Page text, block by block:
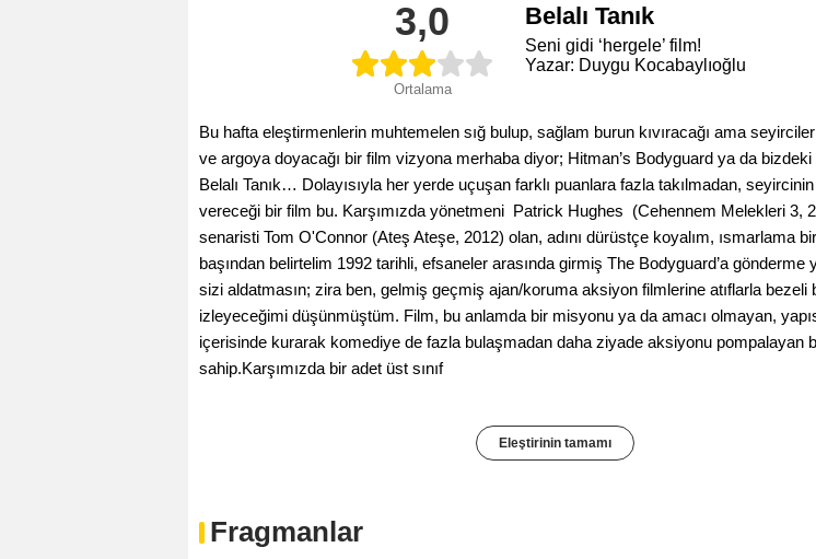
3,0
Ortalama
Belalı Tanık
Seni gidi ‘hergele’ film!
Yazar: Duygu Kocabaylıoğlu
Bu hafta eleştirmenlerin muhtemelen sığ bulup, sağlam burun kıvıracağı ama
ve argoya doyacağı bir film vizyona merhaba diyor; Hitman’s Bodyguard ya da bizdeki
Belalı Tanık… Dolayısıyla her yerde uçuşan farklı puanlara fazla takılmadan,
vereceği bir film bu. Karşımızda yönetmeni Patrick Hughes (Cehennem Melekleri 3,
senaristi Tom O'Connor (Ateş Ateşe, 2012) olan, adını dürüstçe koyalım, ısmarlama
başından belirtelim 1992 tarihli, efsaneler arasında girmiş The Bodyguard’a gönderme
sizi aldatmasın; zira ben, gelmiş geçmiş ajan/koruma aksiyon filmlerine atıflarla bezeli
izleyeceğimi düşünmüştüm. Film, bu anlamda bir misyonu ya da amacı olmayan,
içerisinde kurarak komediye de fazla bulaşmadan daha ziyade aksiyonu pompalayan
sahip.Karşımızda bir adet üst sınıf
Eleştirinin tamamı
Fragmanlar